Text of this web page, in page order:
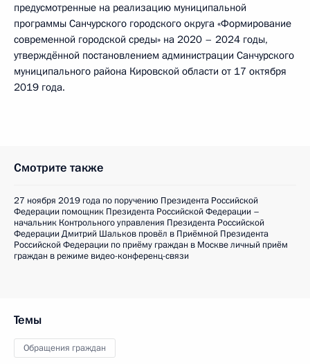
предусмотренные на реализацию муниципальной
программы Санчурского городского округа «Формирование
современной городской среды» на 2020 – 2024 годы,
утверждённой постановлением администрации Санчурского
муниципального района Кировской области от 17 октября
2019 года.
Смотрите также
27 ноября 2019 года по поручению Президента Российской
Федерации помощник Президента Российской Федерации –
начальник Контрольного управления Президента Российской
Федерации Дмитрий Шальков провёл в Приёмной Президента
Российской Федерации по приёму граждан в Москве личный приём
граждан в режиме видео-конференц-связи
Темы
Обращения граждан